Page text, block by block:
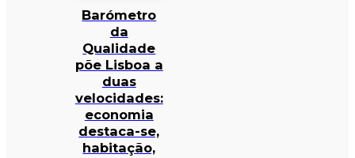
Barómetro
da
Qualidade
põe Lisboa a
duas
velocidades:
economia
destaca-se,
habitação,